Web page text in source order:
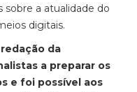
sobre a atualidade do
digitais.
da
a preparar os
e foi possível aos